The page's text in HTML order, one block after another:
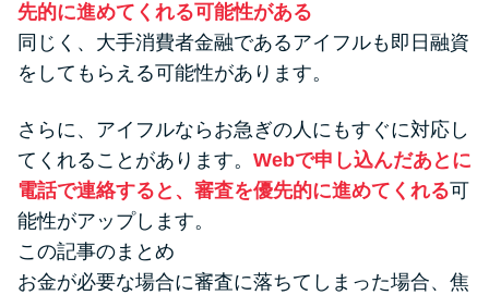
先的に進めてくれる可能性がある
同じく、大手消費者金融であるアイフルも即日融資
をしてもらえる可能性があります。
さらに、アイフルならお急ぎの人にもすぐに対応し
てくれることがあります。 Webで申し込んだあとに
電話で連絡すると、審査を優先的に進めてくれる可
能性がアップします。
この記事のまとめ
お金が必要な場合に審査に落ちてしまった場合、焦